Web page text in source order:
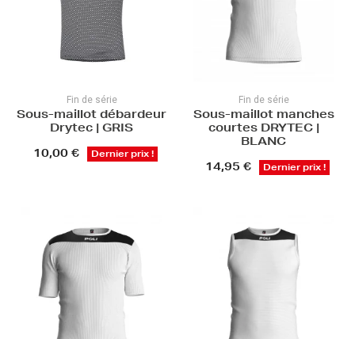
Fin de série
Sous-maillot débardeur
Drytec | GRIS
10,00 € Dernier prix !
Fin de série
Sous-maillot manches
courtes DRYTEC |
BLANC
14,95 € Dernier prix !